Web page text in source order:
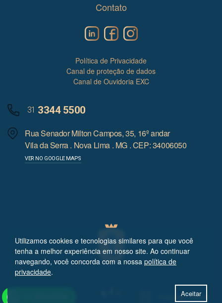
Contato
Política de Privacidade
Canal de proteção de dados
Canal de Ouvidoria EXC
31 3344 5500
Rua Senador Milton Campos, 35, 16º andar
Vila da Serra . Nova Lima . MG . CEP: 34006050
VER NO GOOGLE MAPS
Cotação online
Utilizamos cookies e tecnologias similares para que você
tenha a melhor experiência em nosso site. Ao continuar
navegando, você concorda com a nossa política de
privacidade.
Aceitar